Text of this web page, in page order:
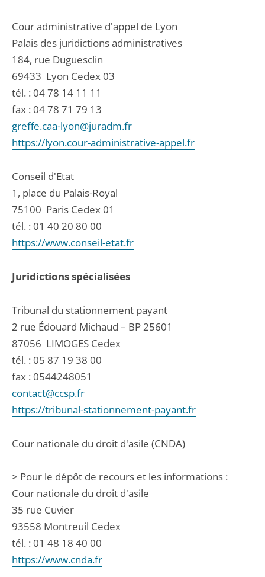
Cour administrative d'appel de Lyon
Palais des juridictions administratives
184, rue Duguesclin
69433 Lyon Cedex 03
tél. : 04 78 14 11 11
fax : 04 78 71 79 13
greffe.caa-lyon@juradm.fr
https://lyon.cour-administrative-appel.fr
Conseil d'Etat
1, place du Palais-Royal
75100 Paris Cedex 01
tél. : 01 40 20 80 00
https://www.conseil-etat.fr
Juridictions spécialisées
Tribunal du stationnement payant
2 rue Édouard Michaud – BP 25601
87056 LIMOGES Cedex
tél. : 05 87 19 38 00
fax : 0544248051
contact@ccsp.fr
https://tribunal-stationnement-payant.fr
Cour nationale du droit d'asile (CNDA)
> Pour le dépôt de recours et les informations :
Cour nationale du droit d'asile
35 rue Cuvier
93558 Montreuil Cedex
tél. : 01 48 18 40 00
https://www.cnda.fr